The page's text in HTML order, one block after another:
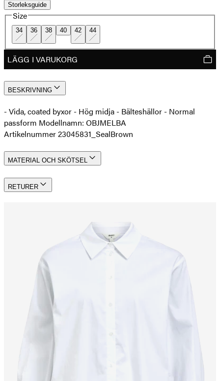
Storleksguide
Size
34 36 38 40 42 44
LÄGG I VARUKORG
BESKRIVNING
- Vida, coated byxor - Hög midja - Bälteshällor - Normal
passform Modellnamn: OBJMELBA
Artikelnummer 23045831_SealBrown
MATERIAL OCH SKÖTSEL
RETURER